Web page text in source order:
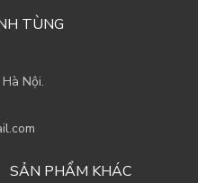
TÙNG
Nội.
SẢN PHẨM KHÁC